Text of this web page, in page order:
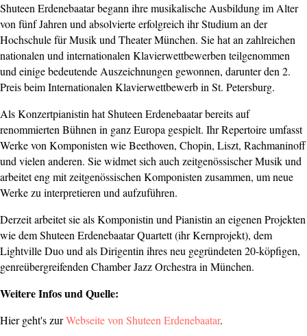
Shuteen Erdenebaatar begann ihre musikalische Ausbildung im Alter
von fünf Jahren und absolvierte erfolgreich ihr Studium an der
Hochschule für Musik und Theater München. Sie hat an zahlreichen
nationalen und internationalen Klavierwettbewerben teilgenommen
und einige bedeutende Auszeichnungen gewonnen, darunter den 2.
Preis beim Internationalen Klavierwettbewerb in St. Petersburg.
Als Konzertpianistin hat Shuteen Erdenebaatar bereits auf
renommierten Bühnen in ganz Europa gespielt. Ihr Repertoire umfasst
Werke von Komponisten wie Beethoven, Chopin, Liszt, Rachmaninoff
und vielen anderen. Sie widmet sich auch zeitgenössischer Musik und
arbeitet eng mit zeitgenössischen Komponisten zusammen, um neue
Werke zu interpretieren und aufzuführen.
Derzeit arbeitet sie als Komponistin und Pianistin an eigenen Projekten
wie dem Shuteen Erdenebaatar Quartett (ihr Kernprojekt), dem
Lightville Duo und als Dirigentin ihres neu gegründeten 20-köpfigen,
genreübergreifenden Chamber Jazz Orchestra in München.
Weitere Infos und Quelle:
Hier geht's zurWebseite von Shuteen Erdenebaatar.